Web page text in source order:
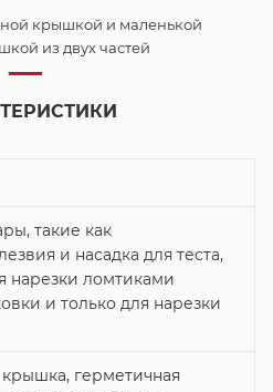
крышкой и маленькой
из двух частей
такие как
и насадка для теста,
нарезки ломтиками
и только для нарезки
герметичная